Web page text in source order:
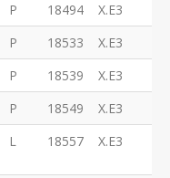
P 18494
X.E3
P 18533
X.E3
P 18539
X.E3
P 18549
X.E3
L 18557 X.E3